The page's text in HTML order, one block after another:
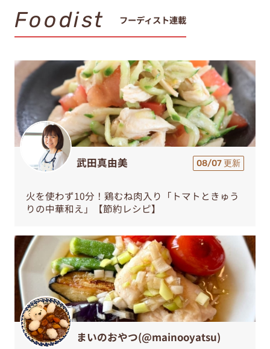
Foodist フーディスト連載
武田真由美 08/07 更新
火を使わず10分！鶏むね肉入り「トマトときゅう
りの中華和え」【節約レシピ】
まいのおやつ(@mainooyatsu)